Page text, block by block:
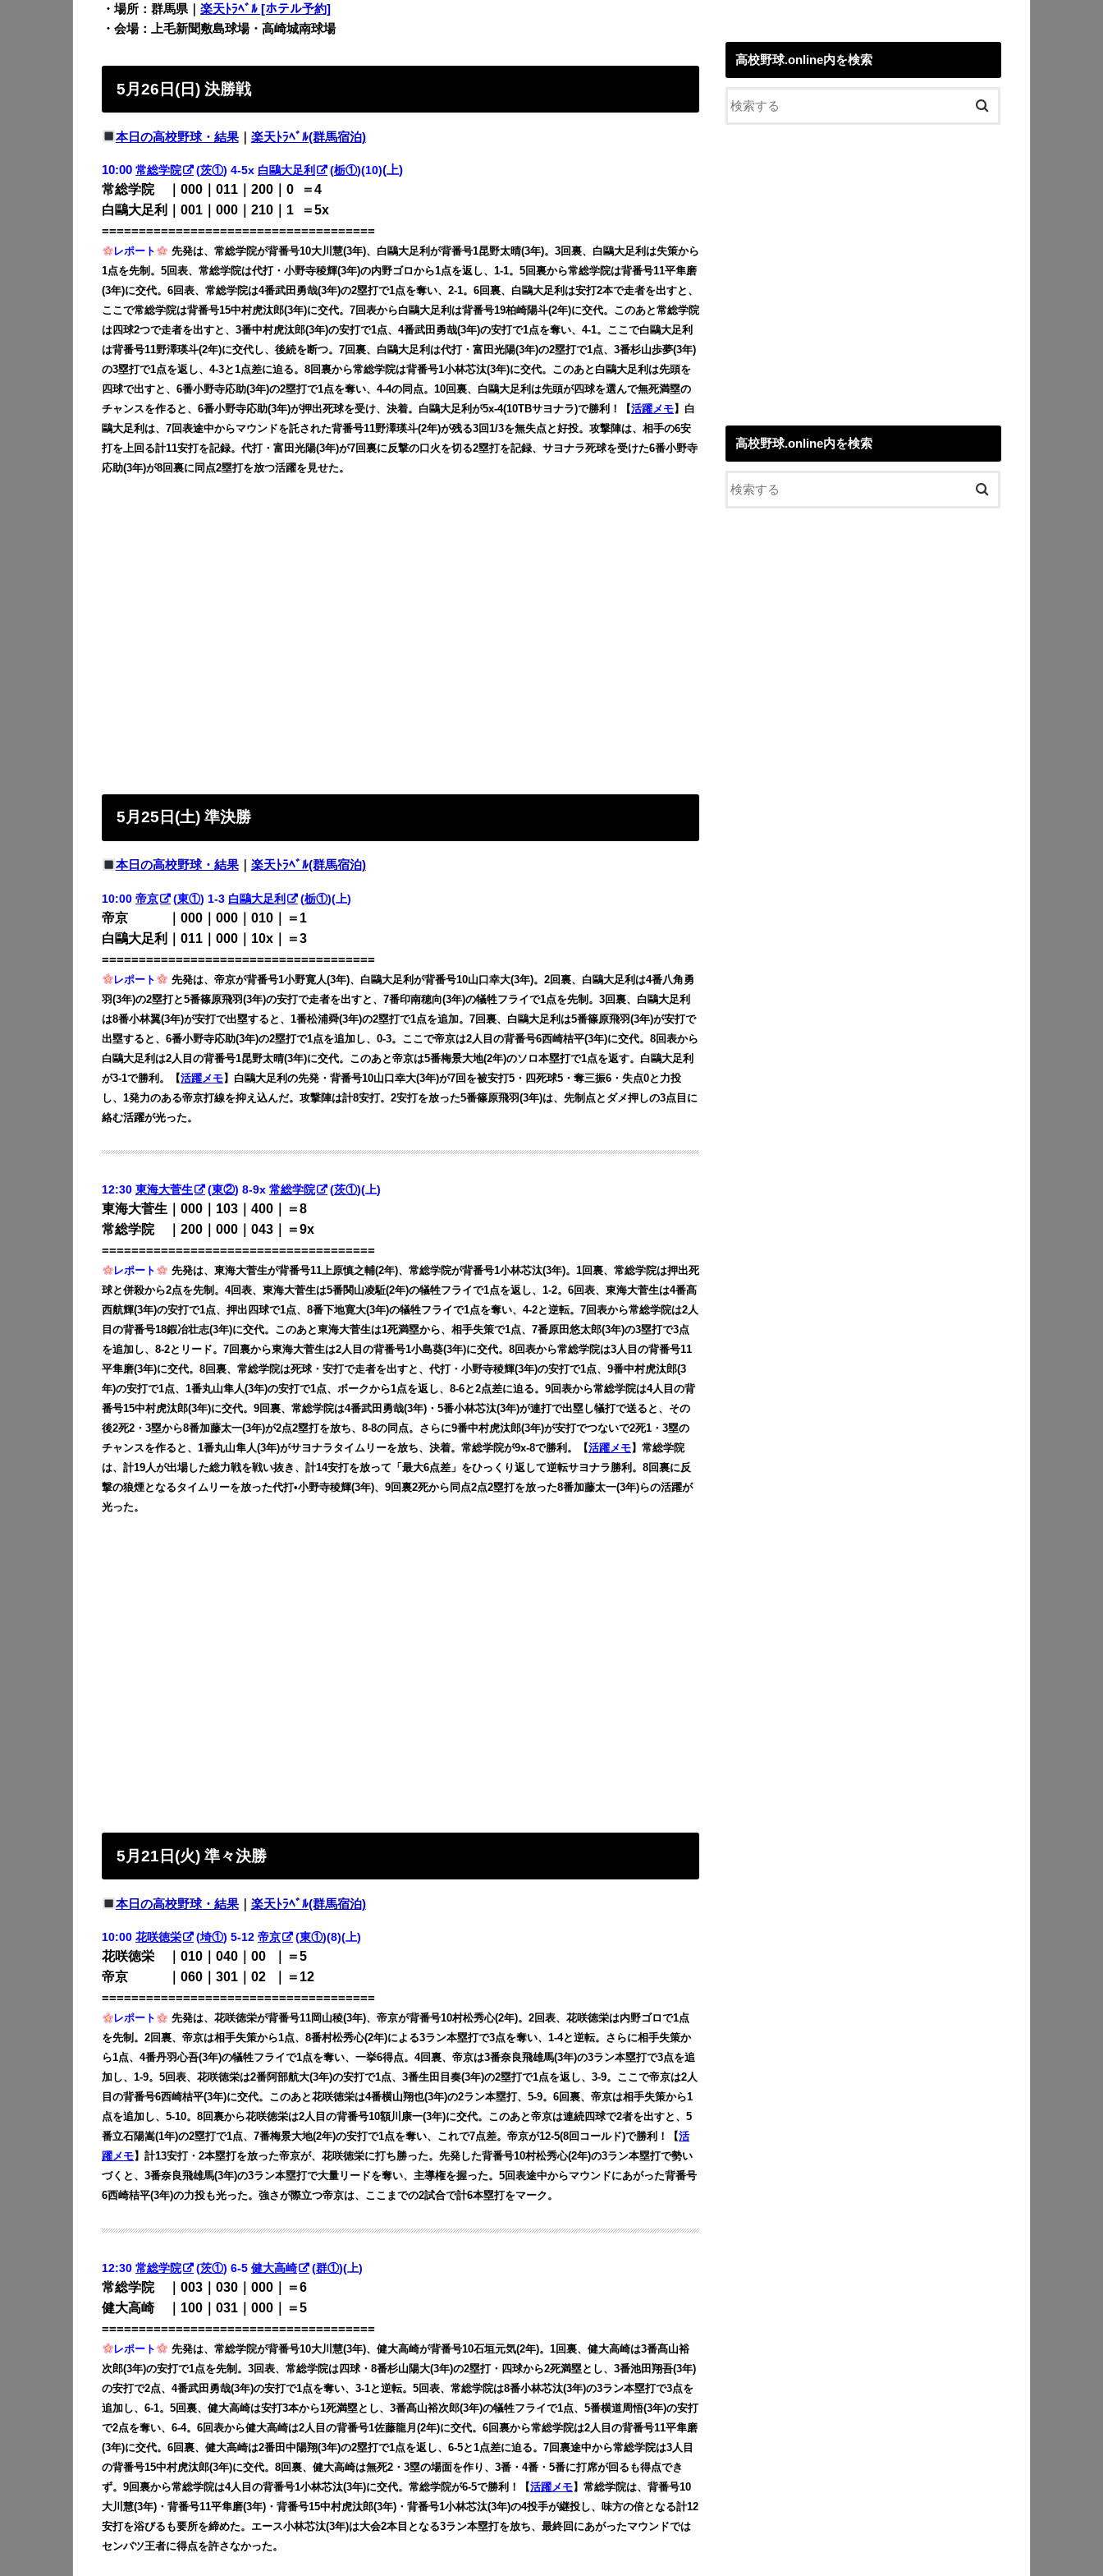
・場所：群馬県｜ 楽天ﾄﾗﾍﾞﾙ [ホテル予約]
・会場：上毛新聞敷島球場・高崎城南球場
5月26日(日) 決勝戦
本日の高校野球・結果｜ 楽天ﾄﾗﾍﾞﾙ(群馬宿泊)
10:00 常総学院 (茨①) 4-5x 白鷗大足利 (栃①)(10)(上)
常総学院 ｜000｜011｜200｜0
＝4
白鷗大足利｜001｜000｜210｜1
＝5x
=====================================
レポート
先発は、常総学院が背番号10大川慧(3年)、白鷗大足利が背番号1昆野太晴(3年)。3回裏、白鷗大足利は失策から
1点を先制。5回表、常総学院は代打・小野寺稜輝(3年)の内野ゴロから1点を返し、1-1。5回裏から常総学院は背番号11平隼磨
(3年)に交代。6回表、常総学院は4番武田勇哉(3年)の2塁打で1点を奪い、2-1。6回裏、白鷗大足利は安打2本で走者を出すと、
ここで常総学院は背番号15中村虎汰郎(3年)に交代。7回表から白鷗大足利は背番号19柏崎陽斗(2年)に交代。このあと常総学院
は四球2つで走者を出すと、3番中村虎汰郎(3年)の安打で1点、4番武田勇哉(3年)の安打で1点を奪い、4-1。ここで白鷗大足利
は背番号11野澤瑛斗(2年)に交代し、後続を断つ。7回裏、白鷗大足利は代打・富田光陽(3年)の2塁打で1点、3番杉山歩夢(3年)
の3塁打で1点を返し、4-3と1点差に迫る。8回裏から常総学院は背番号1小林芯汰(3年)に交代。このあと白鷗大足利は先頭を
四球で出すと、6番小野寺応助(3年)の2塁打で1点を奪い、4-4の同点。10回裏、白鷗大足利は先頭が四球を選んで無死満塁の
チャンスを作ると、6番小野寺応助(3年)が押出死球を受け、決着。白鷗大足利が5x-4(10TBサヨナラ)で勝利！【活躍メモ】白
鷗大足利は、7回表途中からマウンドを託された背番号11野澤瑛斗(2年)が残る3回1/3を無失点と好投。攻撃陣は、相手の6安
打を上回る計11安打を記録。代打・富田光陽(3年)が7回裏に反撃の口火を切る2塁打を記録、サヨナラ死球を受けた6番小野寺
応助(3年)が8回裏に同点2塁打を放つ活躍を見せた。
5月25日(土) 準決勝
本日の高校野球・結果｜ 楽天ﾄﾗﾍﾞﾙ(群馬宿泊)
10:00 帝京 (東①) 1-3 白鷗大足利 (栃①)(上)
帝京 ｜000｜000｜010｜＝1
白鷗大足利｜011｜000｜10x｜＝3
=====================================
レポート
先発は、帝京が背番号1小野寛人(3年)、白鷗大足利が背番号10山口幸大(3年)。2回裏、白鷗大足利は4番八角勇
羽(3年)の2塁打と5番篠原飛羽(3年)の安打で走者を出すと、7番印南穂向(3年)の犠牲フライで1点を先制。3回裏、白鷗大足利
は8番小林翼(3年)が安打で出塁すると、1番松浦舜(3年)の2塁打で1点を追加。7回裏、白鷗大足利は5番篠原飛羽(3年)が安打で
出塁すると、6番小野寺応助(3年)の2塁打で1点を追加し、0-3。ここで帝京は2人目の背番号6西崎桔平(3年)に交代。8回表から
白鷗大足利は2人目の背番号1昆野太晴(3年)に交代。このあと帝京は5番梅景大地(2年)のソロ本塁打で1点を返す。白鷗大足利
が3-1で勝利。【活躍メモ】白鷗大足利の先発・背番号10山口幸大(3年)が7回を被安打5・四死球5・奪三振6・失点0と力投
し、1発力のある帝京打線を抑え込んだ。攻撃陣は計8安打。2安打を放った5番篠原飛羽(3年)は、先制点とダメ押しの3点目に
絡む活躍が光った。
12:30 東海大菅生 (東②) 8-9x 常総学院 (茨①)(上)
東海大菅生｜000｜103｜400｜＝8
常総学院 ｜200｜000｜043｜＝9x
=====================================
レポート
先発は、東海大菅生が背番号11上原慎之輔(2年)、常総学院が背番号1小林芯汰(3年)。1回裏、常総学院は押出死
球と併殺から2点を先制。4回表、東海大菅生は5番関山凌駈(2年)の犠牲フライで1点を返し、1-2。6回表、東海大菅生は4番髙
西航輝(3年)の安打で1点、押出四球で1点、8番下地寛大(3年)の犠牲フライで1点を奪い、4-2と逆転。7回表から常総学院は2人
目の背番号18鍜冶壮志(3年)に交代。このあと東海大菅生は1死満塁から、相手失策で1点、7番原田悠太郎(3年)の3塁打で3点
を追加し、8-2とリード。7回裏から東海大菅生は2人目の背番号1小島葵(3年)に交代。8回表から常総学院は3人目の背番号11
平隼磨(3年)に交代。8回裏、常総学院は死球・安打で走者を出すと、代打・小野寺稜輝(3年)の安打で1点、9番中村虎汰郎(3
年)の安打で1点、1番丸山隼人(3年)の安打で1点、ボークから1点を返し、8-6と2点差に迫る。9回表から常総学院は4人目の背
番号15中村虎汰郎(3年)に交代。9回裏、常総学院は4番武田勇哉(3年)・5番小林芯汰(3年)が連打で出塁し犠打で送ると、その
後2死2・3塁から8番加藤太一(3年)が2点2塁打を放ち、8-8の同点。さらに9番中村虎汰郎(3年)が安打でつないで2死1・3塁の
チャンスを作ると、1番丸山隼人(3年)がサヨナラタイムリーを放ち、決着。常総学院が9x-8で勝利。【活躍メモ】常総学院
は、計19人が出場した総力戦を戦い抜き、計14安打を放って「最大6点差」をひっくり返して逆転サヨナラ勝利。8回裏に反
撃の狼煙となるタイムリーを放った代打•小野寺稜輝(3年)、9回裏2死から同点2点2塁打を放った8番加藤太一(3年)らの活躍が
光った。
5月21日(火) 準々決勝
本日の高校野球・結果｜ 楽天ﾄﾗﾍﾞﾙ(群馬宿泊)
10:00 花咲徳栄 (埼①) 5-12 帝京 (東①)(8)(上)
花咲徳栄 ｜010｜040｜00
｜＝5
帝京 ｜060｜301｜02
｜＝12
=====================================
レポート
先発は、花咲徳栄が背番号11岡山稜(3年)、帝京が背番号10村松秀心(2年)。2回表、花咲徳栄は内野ゴロで1点
を先制。2回裏、帝京は相手失策から1点、8番村松秀心(2年)による3ラン本塁打で3点を奪い、1-4と逆転。さらに相手失策か
ら1点、4番丹羽心吾(3年)の犠牲フライで1点を奪い、一挙6得点。4回裏、帝京は3番奈良飛雄馬(3年)の3ラン本塁打で3点を追
加し、1-9。5回表、花咲徳栄は2番阿部航大(3年)の安打で1点、3番生田目奏(3年)の2塁打で1点を返し、3-9。ここで帝京は2人
目の背番号6西崎桔平(3年)に交代。このあと花咲徳栄は4番横山翔也(3年)の2ラン本塁打、5-9。6回裏、帝京は相手失策から1
点を追加し、5-10。8回裏から花咲徳栄は2人目の背番号10額川康一(3年)に交代。このあと帝京は連続四球で2者を出すと、5
番立石陽嵩(1年)の2塁打で1点、7番梅景大地(2年)の安打で1点を奪い、これで7点差。帝京が12-5(8回コールド)で勝利！【活
躍メモ】計13安打・2本塁打を放った帝京が、花咲徳栄に打ち勝った。先発した背番号10村松秀心(2年)の3ラン本塁打で勢い
づくと、3番奈良飛雄馬(3年)の3ラン本塁打で大量リードを奪い、主導権を握った。5回表途中からマウンドにあがった背番号
6西崎桔平(3年)の力投も光った。強さが際立つ帝京は、ここまでの2試合で計6本塁打をマーク。
12:30 常総学院 (茨①) 6-5 健大高崎 (群①)(上)
常総学院 ｜003｜030｜000｜＝6
健大高崎 ｜100｜031｜000｜＝5
=====================================
レポート
先発は、常総学院が背番号10大川慧(3年)、健大高崎が背番号10石垣元気(2年)。1回裏、健大高崎は3番髙山裕
次郎(3年)の安打で1点を先制。3回表、常総学院は四球・8番杉山陽大(3年)の2塁打・四球から2死満塁とし、3番池田翔吾(3年)
の安打で2点、4番武田勇哉(3年)の安打で1点を奪い、3-1と逆転。5回表、常総学院は8番小林芯汰(3年)の3ラン本塁打で3点を
追加し、6-1。5回裏、健大高崎は安打3本から1死満塁とし、3番髙山裕次郎(3年)の犠牲フライで1点、5番横道周悟(3年)の安打
で2点を奪い、6-4。6回表から健大高崎は2人目の背番号1佐藤龍月(2年)に交代。6回裏から常総学院は2人目の背番号11平隼磨
(3年)に交代。6回裏、健大高崎は2番田中陽翔(3年)の2塁打で1点を返し、6-5と1点差に迫る。7回裏途中から常総学院は3人目
の背番号15中村虎汰郎(3年)に交代。8回裏、健大高崎は無死2・3塁の場面を作り、3番・4番・5番に打席が回るも得点でき
ず。9回裏から常総学院は4人目の背番号1小林芯汰(3年)に交代。常総学院が6-5で勝利！【活躍メモ】常総学院は、背番号10
大川慧(3年)・背番号11平隼磨(3年)・背番号15中村虎汰郎(3年)・背番号1小林芯汰(3年)の4投手が継投し、味方の倍となる計12
安打を浴びるも要所を締めた。エース小林芯汰(3年)は大会2本目となる3ラン本塁打を放ち、最終回にあがったマウンドでは
センバツ王者に得点を許さなかった。
高校野球.online内を検索
高校野球.online内を検索